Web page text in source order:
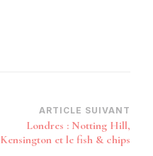
ARTICLE SUIVANT
Londres : Notting Hill,
Kensington et le fish & chips